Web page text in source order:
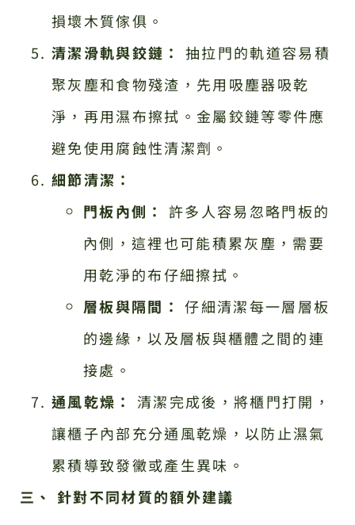
損壞木質傢俱。
清潔滑軌與鉸鏈：
抽拉門的軌道容易積
聚灰塵和食物殘渣，先用吸塵器吸乾
淨，再用濕布擦拭。金屬鉸鏈等零件應
避免使用腐蝕性清潔劑。
細節清潔：
門板內側：
許多人容易忽略門板的
內側，這裡也可能積累灰塵，需要
用乾淨的布仔細擦拭。
層板與隔間： 仔細清潔每一層層板
的邊緣，以及層板與櫃體之間的連
接處。
通風乾燥：
清潔完成後，將櫃門打開，
讓櫃子內部充分通風乾燥，以防止濕氣
累積導致發黴或產生異味。
三、 針對不同材質的額外建議